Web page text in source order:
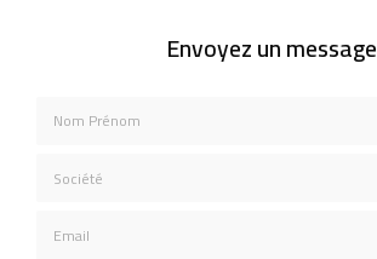
Envoyez un message